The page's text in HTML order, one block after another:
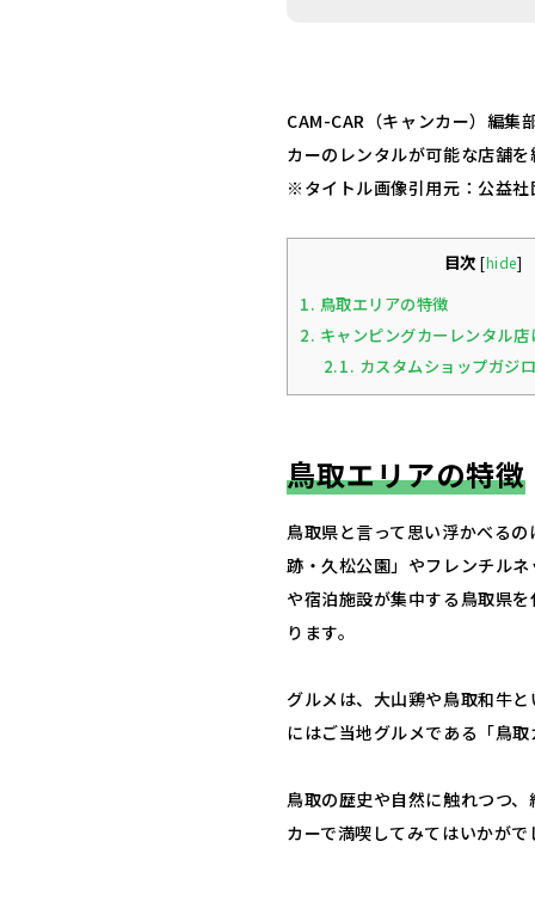
CAM-CAR（キャンカー）編集
カーのレンタルが可能な店舗
※タイトル画像引用元：公益
目次 [hide]
1. 鳥取エリアの特徴
2. キャンピングカーレンタル
2.1. カスタムショップガジ
鳥取エリアの特徴
鳥取県と言って思い浮かべる
跡・久松公園」やフレンチル
や宿泊施設が集中する鳥取県
ります。
グルメは、大山鶏や鳥取和牛
にはご当地グルメである「鳥
鳥取の歴史や自然に触れつつ
カーで満喫してみてはいかが